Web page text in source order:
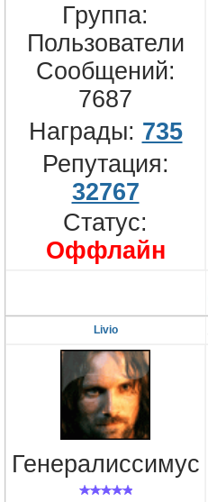
Группа:
Пользователи
Сообщений:
7687
Награды: 735
Репутация:
32767
Статус:
Оффлайн
Livio
Генералиссимус